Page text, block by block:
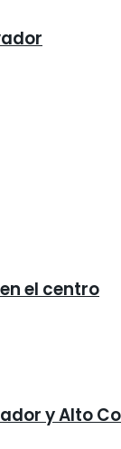
el centro
y Alto